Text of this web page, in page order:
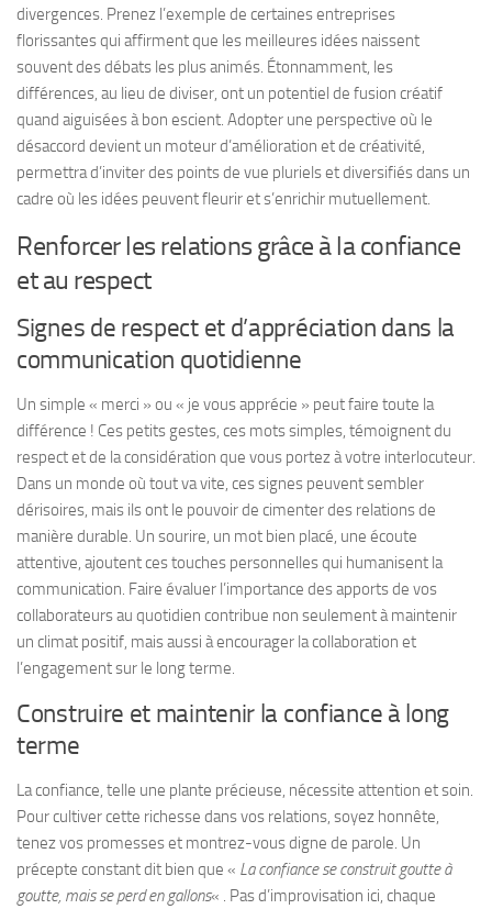
divergences. Prenez l’exemple de certaines entreprises
florissantes qui affirment que les meilleures idées naissent
souvent des débats les plus animés. Étonnamment, les
différences, au lieu de diviser, ont un potentiel de fusion créatif
quand aiguisées à bon escient. Adopter une perspective où le
désaccord devient un moteur d’amélioration et de créativité,
permettra d’inviter des points de vue pluriels et diversifiés dans un
cadre où les idées peuvent fleurir et s’enrichir mutuellement.
Renforcer les relations grâce à la confiance
et au respect
Signes de respect et d’appréciation dans la
communication quotidienne
Un simple « merci » ou « je vous apprécie » peut faire toute la
différence ! Ces petits gestes, ces mots simples, témoignent du
respect et de la considération que vous portez à votre interlocuteur.
Dans un monde où tout va vite, ces signes peuvent sembler
dérisoires, mais ils ont le pouvoir de cimenter des relations de
manière durable. Un sourire, un mot bien placé, une écoute
attentive, ajoutent ces touches personnelles qui humanisent la
communication. Faire évaluer l’importance des apports de vos
collaborateurs au quotidien contribue non seulement à maintenir
un climat positif, mais aussi à encourager la collaboration et
l’engagement sur le long terme.
Construire et maintenir la confiance à long
terme
La confiance, telle une plante précieuse, nécessite attention et soin.
Pour cultiver cette richesse dans vos relations, soyez honnête,
tenez vos promesses et montrez-vous digne de parole. Un
précepte constant dit bien que « La confiance se construit goutte à
goutte, mais se perd en gallons« . Pas d’improvisation ici, chaque